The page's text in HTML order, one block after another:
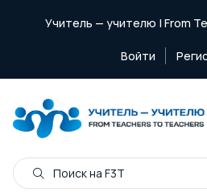
Учитель — учителю | From
Войти
Поиск на F3T